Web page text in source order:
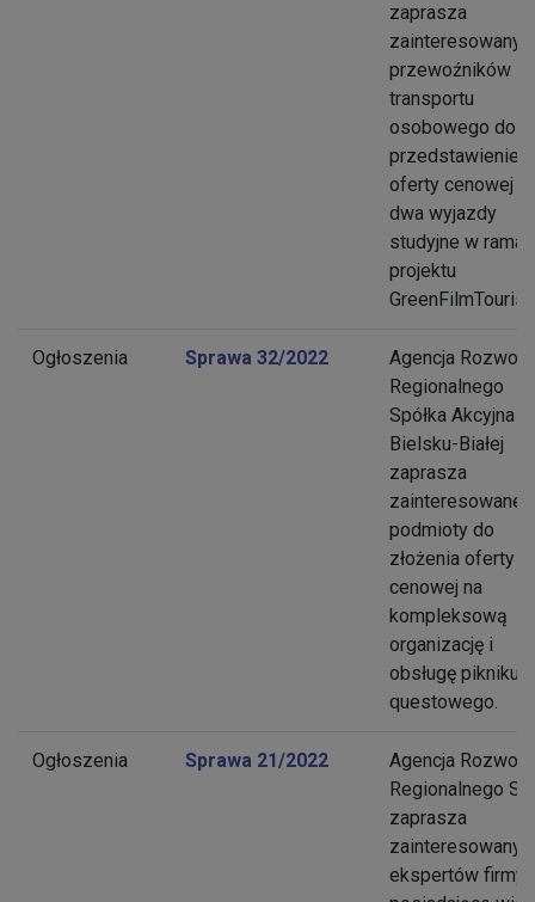
zaprasza
przewoźników
transportu
osobowego do
przedstawienie
oferty cenowej
dwa wyjazdy
studyjne w
projektu
Ogłoszenia Sprawa 32/2022
Agencja Rozwoju
Regionalnego
Spółka Akcyjna w
Bielsku-Białej
zaprasza
zainteresowane
podmioty do
złożenia oferty
cenowej na
kompleksową
organizację i
obsługę pikniku
questowego.
Ogłoszenia Sprawa 21/2022
Agencja Rozwoju
Regionalnego
zaprasza
ekspertów firmy